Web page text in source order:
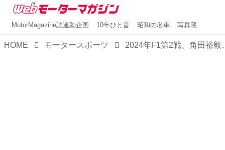
MotorMagazine誌連動企画 10年ひと昔 昭和の名車 写真蔵
HOME モータースポーツ 2024年F1第2戦、角田裕毅（RB